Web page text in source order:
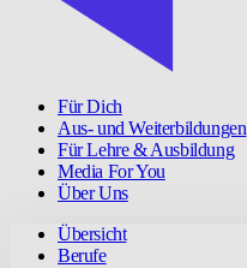
Für Dich
Aus- und Weiterbildungen
Für Lehre & Ausbildung
Media For You
Über Uns
Übersicht
Berufe